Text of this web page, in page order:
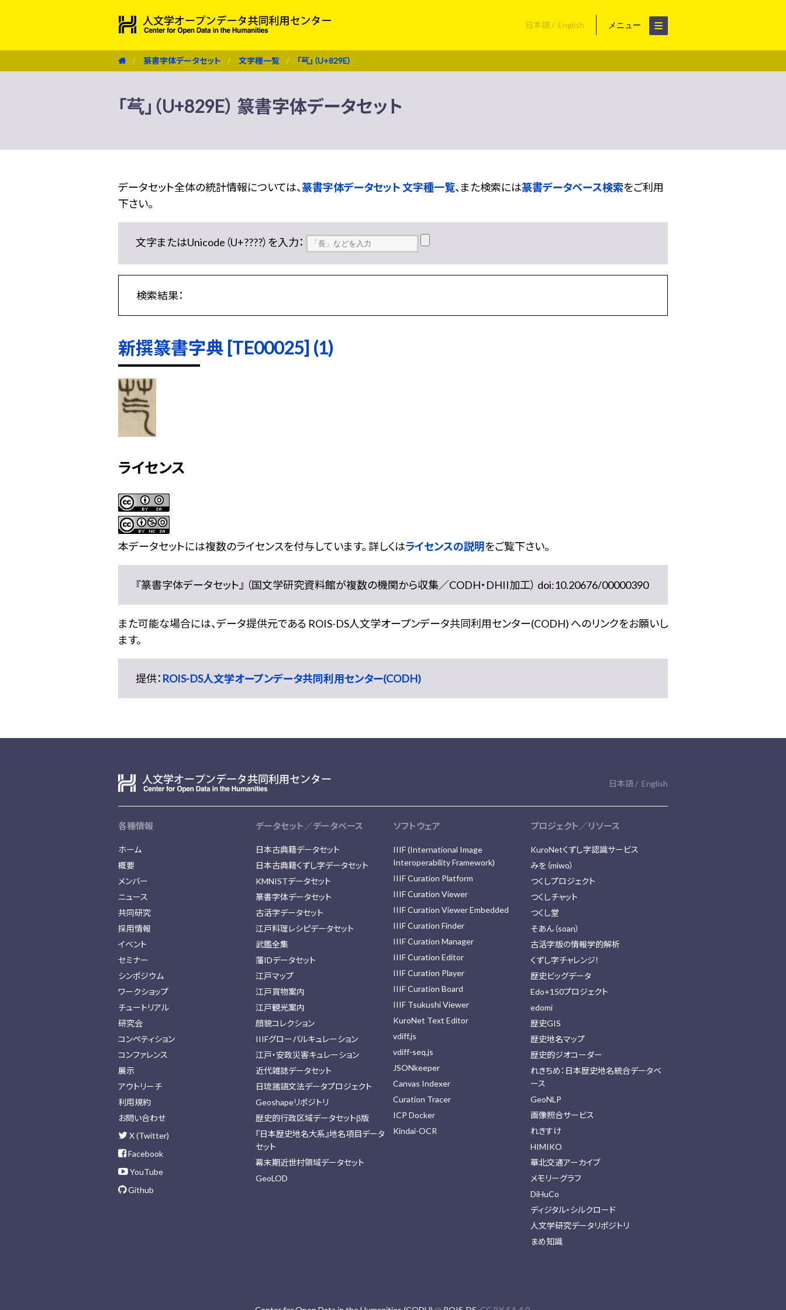
日本語 English メニュー
篆書字体データセット 文字種一覧 「芞」（U+829E）
「芞」（U+829E） 篆書字体データセット
データセット全体の統計情報については、篆書字体データセット 文字種一覧、また検索には篆書データベース検索をご利用
下さい。
文字またはUnicode（U+????）を入力：
検索結果：
新撰篆書字典 [TE00025] (1)
ライセンス
本データセットには複数のライセンスを付与しています。 詳しくはライセンスの説明をご覧下さい。
『篆書字体データセット』 （国文学研究資料館が複数の機関から収集／CODH・DHII加工） doi:10.20676/00000390
また可能な場合には、データ提供元である ROIS-DS人文学オープンデータ共同利用センター(CODH) へのリンクをお願いし
ます。
提供： ROIS-DS人文学オープンデータ共同利用センター(CODH)
日本語 English
各種情報
ホーム
概要
メンバー
ニュース
共同研究
採用情報
イベント
セミナー
シンポジウム
ワークショップ
チュートリアル
研究会
コンペティション
コンファレンス
展示
アウトリーチ
利用規約
お問い合わせ
X (Twitter)
Facebook
YouTube
Github
データセット／データベース
日本古典籍データセット
日本古典籍くずし字データセット
KMNISTデータセット
篆書字体データセット
古活字データセット
江戸料理レシピデータセット
武鑑全集
藩IDデータセット
江戸マップ
江戸買物案内
江戸観光案内
顔貌コレクション
IIIFグローバルキュレーション
江戸・安政災害キュレーション
近代雑誌データセット
日琉諸語文法データプロジェクト
Geoshapeリポジトリ
歴史的行政区域データセットβ版
『日本歴史地名大系』地名項目データ
セット
幕末期近世村領域データセット
GeoLOD
ソフトウェア
IIIF (International Image
Interoperability Framework)
IIIF Curation Platform
IIIF Curation Viewer
IIIF Curation Viewer Embedded
IIIF Curation Finder
IIIF Curation Manager
IIIF Curation Editor
IIIF Curation Player
IIIF Curation Board
IIIF Tsukushi Viewer
KuroNet Text Editor
vdiff.js
vdiff-seq.js
JSONkeeper
Canvas Indexer
Curation Tracer
ICP Docker
Kindai-OCR
プロジェクト／リソース
KuroNetくずし字認識サービス
みを（miwo）
つくしプロジェクト
つくしチャット
つくし堂
そあん（soan）
古活字版の情報学的解析
くずし字チャレンジ！
歴史ビッグデータ
Edo+150プロジェクト
edomi
歴史GIS
歴史地名マップ
歴史的ジオコーダー
れきちめ：日本歴史地名統合データベ
ース
GeoNLP
画像照合サービス
れきすけ
HIMIKO
華北交通アーカイブ
メモリーグラフ
DiHuCo
ディジタル・シルクロード
人文学研究データリポジトリ
まめ知識